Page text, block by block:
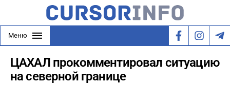
Меню
ЦАХАЛ прокомментировал ситуацию
на северной границе